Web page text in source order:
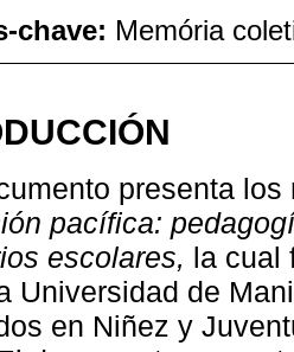
chave: Memória
presenta
pacífica:
escolares, la cual
Universidad de
en Niñez y